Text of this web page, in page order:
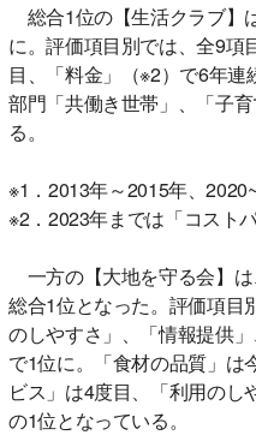
総合1位の【生活クラブ】
に。評価項目別では、全9項
目、「料金」（※2）で6年
部門「共働き世帯」、「子
る。
※1．2013年～2015年、
※2．2023年までは「コスト
一方の【大地を守る会】
総合1位となった。評価項目
のしやすさ」、「情報提供
で1位に。「食材の品質」は
ビス」は4度目、「利用のし
の1位となっている。